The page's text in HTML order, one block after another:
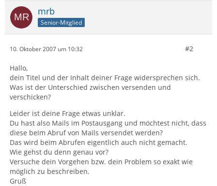
mrb
Senior-Mitglied
10. Oktober 2007 um 10:32 #2
Hallo,
dein Titel und der Inhalt deiner Frage widersprechen sich.
Was ist der Unterschied zwischen versenden und
verschicken?
Leider ist deine Frage etwas unklar.
Du hast also Mails im Postausgang und möchtest nicht, dass
diese beim Abruf von Mails versendet werden?
Das wird beim Abrufen eigentlich auch nicht gemacht.
Wie gehst du denn genau vor?
Versuche dein Vorgehen bzw. dein Problem so exakt wie
möglich zu beschreiben.
Gruß